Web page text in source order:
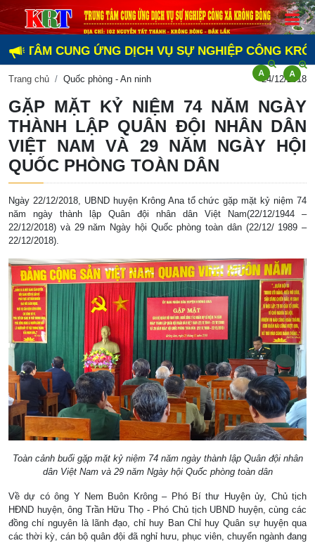
TÂM CUNG ỨNG DỊCH VỤ SỰ NGHIỆP CÔNG
Trang chủ Quốc phòng - An ninh 24/12/2018
GẶP MẶT KỶ NIỆM 74 NĂM NGÀY
THÀNH LẬP QUÂN ĐỘI NHÂN DÂN
VIỆT NAM VÀ 29 NĂM NGÀY HỘI
QUỐC PHÒNG TOÀN DÂN
Ngày 22/12/2018, UBND huyện Krông Ana tổ chức gặp mặt kỷ niệm 74
năm ngày thành lập Quân đội nhân dân Việt Nam(22/12/1944 –
22/12/2018) và 29 năm Ngày hội Quốc phòng toàn dân (22/12/ 1989 –
22/12/2018).
Toàn cảnh buổi gặp mặt kỷ niệm 74 năm ngày thành lập Quân đội nhân
dân Việt Nam và 29 năm Ngày hội Quốc phòng toàn dân
Về dự có ông Y Nem Buôn Krông – Phó Bí thư Huyện ủy, Chủ tịch
HĐND huyện, ông Trần Hữu Thọ - Phó Chủ tịch UBND huyện, cùng các
đồng chí nguyên là lãnh đạo, chỉ huy Ban Chỉ huy Quân sự huyện qua
các thời kỳ, cán bộ quân đội đã nghỉ hưu, phục viên, chuyển ngành đang